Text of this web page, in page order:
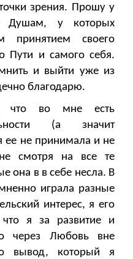
зрения. Прошу у
Душам, у которых
принятием своего
Пути и самого себя.
и выйти уже из
благодарю.
что во мне есть
(а значит
ее не принимала и не
смотря на все те
она в в себе несла. В
играла разные
интерес, я его
что я за развитие и
через Любовь вне
вывод, который я